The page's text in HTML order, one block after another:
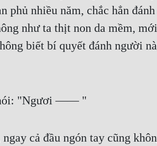
nhiều năm, chắc hẳn
như ta thịt non da mềm,
biết bí quyết đánh người
nói: "Ngươi —— "
cả đầu ngón tay cũng